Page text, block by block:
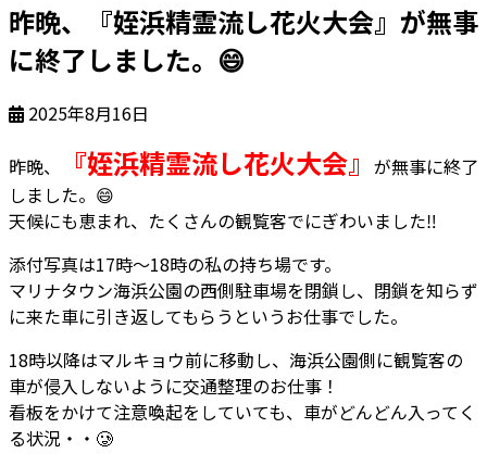
昨晩、『姪浜精霊流し花火大会』が無事
に終了しました。😄
2025年8月16日
昨晩、 『姪浜精霊流し花火大会』 が無事に終了
しました。 😄
天候にも恵まれ、たくさんの観覧客でにぎわいました‼
添付写真は17時～18時の私の持ち場です。
マリナタウン海浜公園の西側駐車場を閉鎖し、閉鎖を知らず
に来た車に引き返してもらうというお仕事でした。
18時以降はマルキョウ前に移動し、海浜公園側に観覧客の
車が侵入しないように交通整理のお仕事！
看板をかけて注意喚起をしていても、車がどんどん入ってく
る状況・・ 🥲